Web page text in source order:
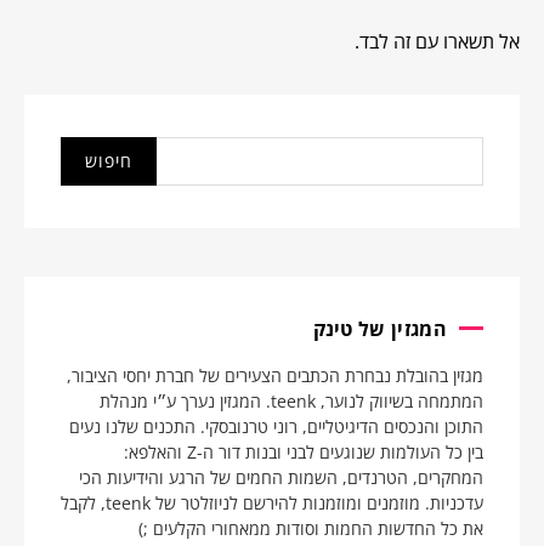
אל תשארו עם זה לבד.
המגזין של טינק
מגזין בהובלת נבחרת הכתבים הצעירים של חברת יחסי הציבור,
המתמחה בשיווק לנוער, teenk. המגזין נערך ע״י מנהלת
התוכן והנכסים הדיגיטליים, רוני טרנובסקי. התכנים שלנו נעים
בין כל העולמות שנוגעים לבני ובנות דור ה-Z והאלפא:
המחקרים, הטרנדים, השמות החמים של הרגע והידיעות הכי
עדכניות. מוזמנים ומוזמנות להירשם לניוזלטר של teenk, לקבל
את כל החדשות החמות וסודות ממאחורי הקלעים ;)